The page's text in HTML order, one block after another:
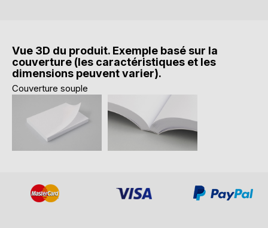
Vue 3D du produit. Exemple basé sur la
couverture (les caractéristiques et les
dimensions peuvent varier).
Couverture souple